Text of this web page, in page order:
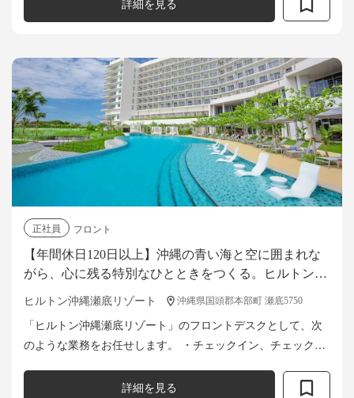
詳細を見る
正社員
フロント
【年間休日120日以上】沖縄の青い海と空に囲まれな
がら、心に残る特別なひとときをつくる。ヒルトンホ
テルのフロントデスク募集！
ヒルトン沖縄瀬底リゾート 沖縄県国頭郡本部町 瀬底5750
「ヒルトン沖縄瀬底リゾート」のフロントデスクとして、次
のような業務をお任せします。 ・チェックイン、チェックア
ストラン・ハウスキー...詳細を見る